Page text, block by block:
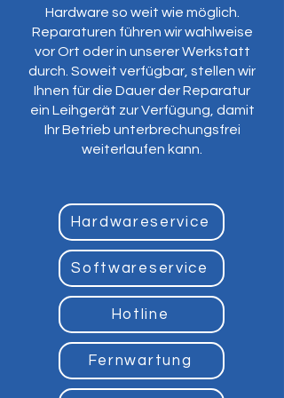
Hardware so weit wie möglich.
Reparaturen führen wir wahlweise
vor Ort oder in unserer Werkstatt
durch. Soweit verfügbar, stellen wir
Ihnen für die Dauer der Reparatur
ein Leihgerät zur Verfügung, damit
Ihr Betrieb unterbrechungsfrei
weiterlaufen kann.
Hardwareservice
Softwareservice
Hotline
Fernwartung